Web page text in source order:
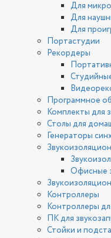
Для
Для
Для
Портастудии
Рекордеры
Программное
Комплекты для
Столы для
Генераторы
Офисные
Контроллеры
Контроллеры
ПК для
Стойки и